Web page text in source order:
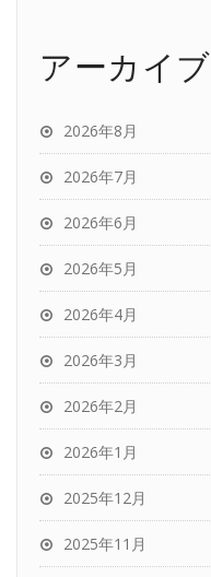
アーカイブ
2026年8月
2026年7月
2026年6月
2026年5月
2026年4月
2026年3月
2026年2月
2026年1月
2025年12月
2025年11月